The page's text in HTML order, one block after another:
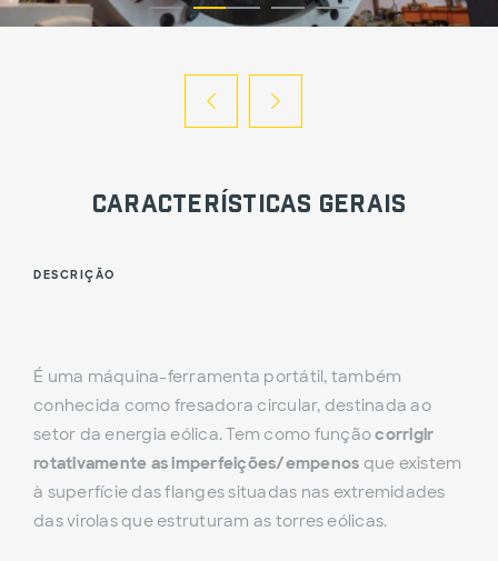
Características Gerais
DESCRIÇÃO
É uma máquina-ferramenta portátil, também
conhecida como fresadora circular, destinada ao
setor da energia eólica. Tem como funçãocorrigir
rotativamente as imperfeições/empenos que existem
à superfície das flanges situadas nas extremidades
das virolas que estruturam as torres eólicas.